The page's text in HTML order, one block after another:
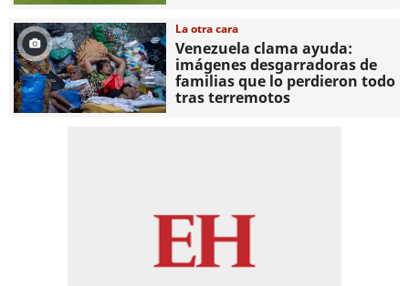
La otra cara
Venezuela clama ayuda:
imágenes desgarradoras de
familias que lo perdieron todo
tras terremotos